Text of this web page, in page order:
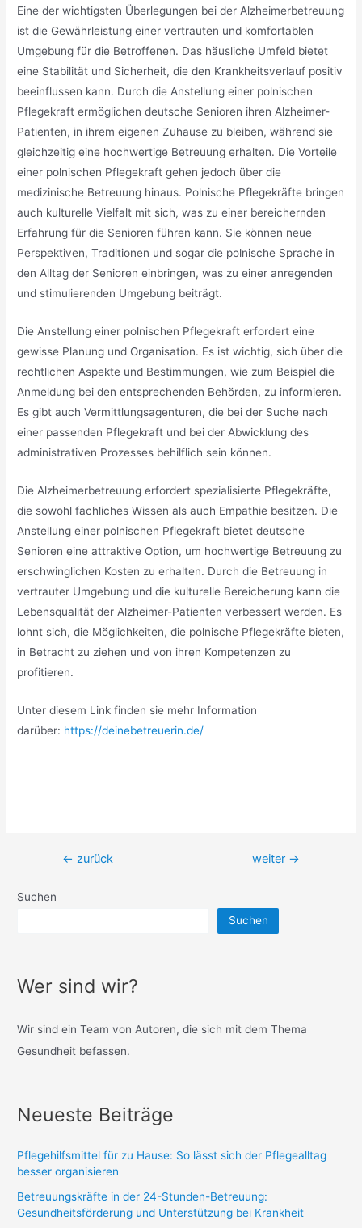
Eine der wichtigsten Überlegungen bei der Alzheimerbetreuung
ist die Gewährleistung einer vertrauten und komfortablen
Umgebung für die Betroffenen. Das häusliche Umfeld bietet
eine Stabilität und Sicherheit, die den Krankheitsverlauf positiv
beeinflussen kann. Durch die Anstellung einer polnischen
Pflegekraft ermöglichen deutsche Senioren ihren Alzheimer-
Patienten, in ihrem eigenen Zuhause zu bleiben, während sie
gleichzeitig eine hochwertige Betreuung erhalten. Die Vorteile
einer polnischen Pflegekraft gehen jedoch über die
medizinische Betreuung hinaus. Polnische Pflegekräfte bringen
auch kulturelle Vielfalt mit sich, was zu einer bereichernden
Erfahrung für die Senioren führen kann. Sie können neue
Perspektiven, Traditionen und sogar die polnische Sprache in
den Alltag der Senioren einbringen, was zu einer anregenden
und stimulierenden Umgebung beiträgt.
Die Anstellung einer polnischen Pflegekraft erfordert eine
gewisse Planung und Organisation. Es ist wichtig, sich über die
rechtlichen Aspekte und Bestimmungen, wie zum Beispiel die
Anmeldung bei den entsprechenden Behörden, zu informieren.
Es gibt auch Vermittlungsagenturen, die bei der Suche nach
einer passenden Pflegekraft und bei der Abwicklung des
administrativen Prozesses behilflich sein können.
Die Alzheimerbetreuung erfordert spezialisierte Pflegekräfte,
die sowohl fachliches Wissen als auch Empathie besitzen. Die
Anstellung einer polnischen Pflegekraft bietet deutsche
Senioren eine attraktive Option, um hochwertige Betreuung zu
erschwinglichen Kosten zu erhalten. Durch die Betreuung in
vertrauter Umgebung und die kulturelle Bereicherung kann die
Lebensqualität der Alzheimer-Patienten verbessert werden. Es
lohnt sich, die Möglichkeiten, die polnische Pflegekräfte bieten,
in Betracht zu ziehen und von ihren Kompetenzen zu
profitieren.
Unter diesem Link finden sie mehr Information
darüber: https://deinebetreuerin.de/
Beitragsnavigation
← zurück weiter →
Suchen
Suchen
Wer sind wir?
Wir sind ein Team von Autoren, die sich mit dem Thema
Gesundheit befassen.
Neueste Beiträge
Pflegehilfsmittel für zu Hause: So lässt sich der Pflegealltag
besser organisieren
Betreuungskräfte in der 24-Stunden-Betreuung:
Gesundheitsförderung und Unterstützung bei Krankheit